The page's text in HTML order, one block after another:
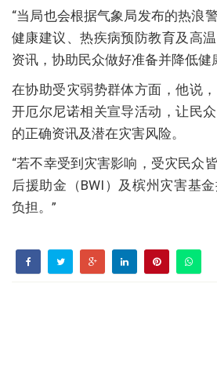
“当局也会根据气象局发布的热浪
健康建议、热疾病预防教育及高
资讯，协助民众做好准备并降低健
在协助受灾弱势群体方面，他说
开厄尔尼诺相关宣导活动，让民
的正确资讯及潜在灾害风险。
“若不幸受到灾害影响，受灾民众
后援助金（BWI）及槟州灾害基
负担。”